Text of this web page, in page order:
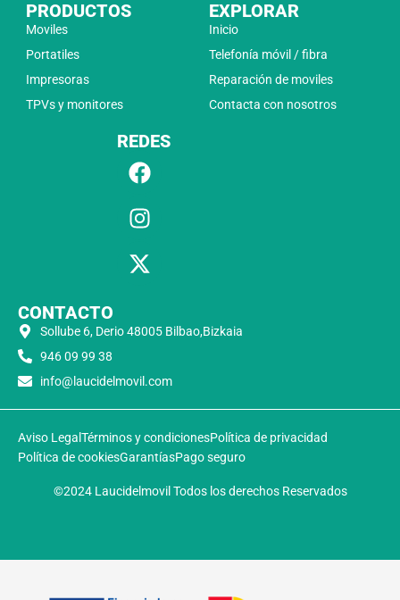
PRODUCTOS
Moviles
Portatiles
Impresoras
TPVs y monitores
EXPLORAR
Inicio
Telefonía móvil / fibra
Reparación de moviles
Contacta con nosotros
REDES
CONTACTO
Sollube 6, Derio 48005 Bilbao,Bizkaia
946 09 99 38
info@laucidelmovil.com
Aviso Legal Términos y condicionesPolítica de privacidad
Política de cookiesGarantíasPago seguro
©2024 Laucidelmovil Todos los derechos Reservados